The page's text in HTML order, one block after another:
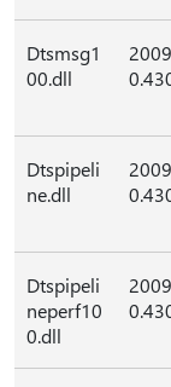
Dtsmsg1
00.dll
Dtspipeli
ne.dll
Dtspipeli
neperf10
0.dll